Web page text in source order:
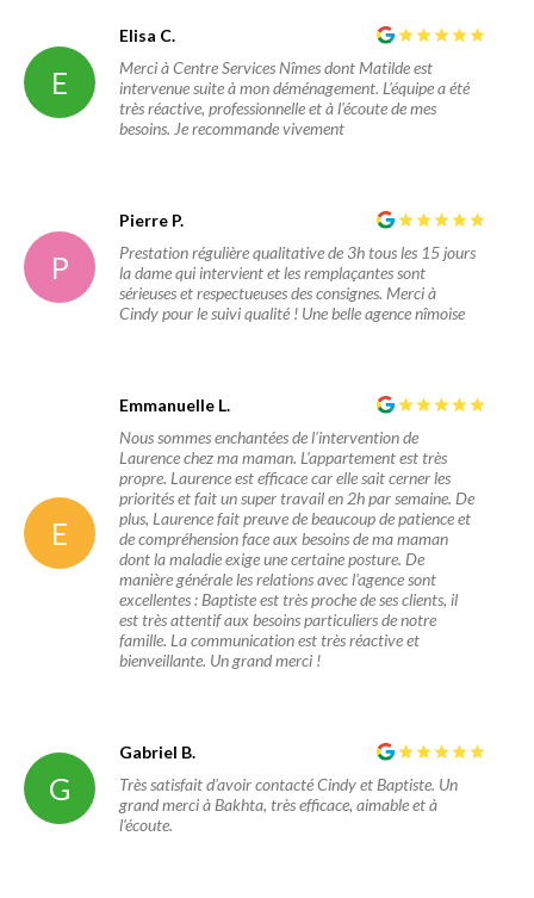
E
Elisa C.
Merci à Centre Services Nîmes dont Matilde est
intervenue suite à mon déménagement. L'équipe a été
très réactive, professionnelle et à l'écoute de mes
besoins. Je recommande vivement
P
Pierre P.
Prestation régulière qualitative de 3h tous les 15 jours
la dame qui intervient et les remplaçantes sont
sérieuses et respectueuses des consignes. Merci à
Cindy pour le suivi qualité ! Une belle agence nîmoise
E
Emmanuelle L.
Nous sommes enchantées de l'intervention de
Laurence chez ma maman. L'appartement est très
propre. Laurence est efficace car elle sait cerner les
priorités et fait un super travail en 2h par semaine. De
plus, Laurence fait preuve de beaucoup de patience et
de compréhension face aux besoins de ma maman
dont la maladie exige une certaine posture. De
manière générale les relations avec l'agence sont
excellentes : Baptiste est très proche de ses clients, il
est très attentif aux besoins particuliers de notre
famille. La communication est très réactive et
bienveillante. Un grand merci !
G
Gabriel B.
Très satisfait d'avoir contacté Cindy et Baptiste. Un
grand merci à Bakhta, très efficace, aimable et à
l'écoute.